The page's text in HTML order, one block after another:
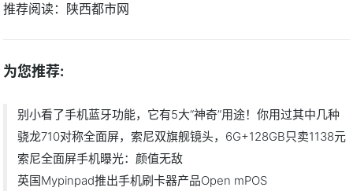
推荐阅读： 陕西都市网
为您推荐:
别小看了手机蓝牙功能，它有5大“神奇”用途！你用过其中几种
骁龙710对称全面屏，索尼双旗舰镜头，6G+128GB只卖1138元
索尼全面屏手机曝光：颜值无敌
英国Mypinpad推出手机刷卡器产品Open mPOS